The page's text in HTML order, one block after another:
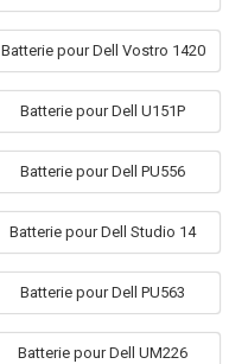
Batterie pour Dell Vostro 1420
Batterie pour Dell U151P
Batterie pour Dell PU556
Batterie pour Dell Studio 14
Batterie pour Dell PU563
Batterie pour Dell UM226